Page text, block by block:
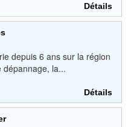
Détails
depuis 6 ans sur la région
dépannage, la...
Détails